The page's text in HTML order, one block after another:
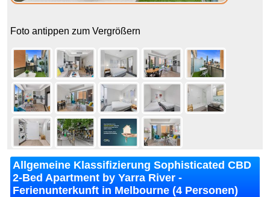
Foto antippen zum Vergrößern
Allgemeine Klassifizierung Sophisticated CBD
2-Bed Apartment by Yarra River -
Ferienunterkunft in Melbourne (4 Personen)